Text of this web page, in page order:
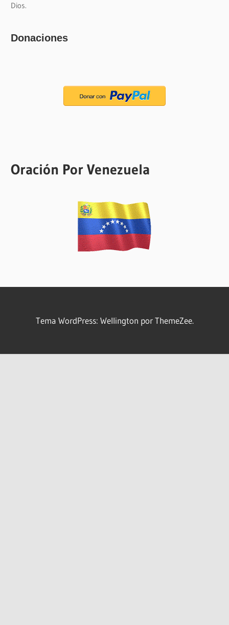
Dios.
Donaciones
Oración Por Venezuela
Tema WordPress: Wellington por ThemeZee.